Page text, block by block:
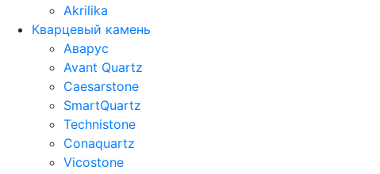
Akrilika
Кварцевый камень
Аварус
Avant Quartz
Caesarstone
SmartQuartz
Technistone
Conaquartz
Vicostone